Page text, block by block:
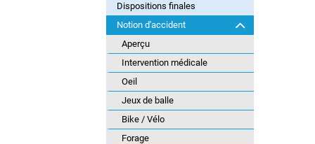
Dispositions finales
Notion d'accident
Aperçu
Intervention médicale
Oeil
Jeux de balle
Bike / Vélo
Forage